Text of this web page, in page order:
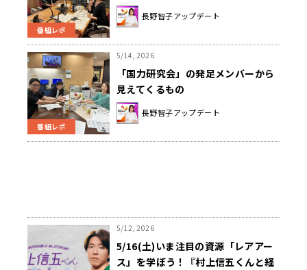
番組レポ
私だけに明かした謎の核心』を紹介
長野智子アップデート
番組レポ
5/14, 2026
「国力研究会」の発足メンバーから
見えてくるもの
長野智子アップデート
5/12, 2026
5/16(土)いま注目の資源「レアアー
ス」を学ぼう！『村上信五くんと経